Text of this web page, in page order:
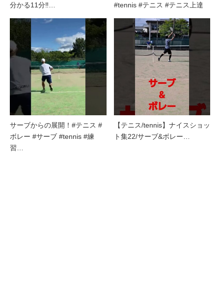
分かる11分‼️…
#tennis #テニス #テニス上達
サーブからの展開！#テニス #
ボレー #サーブ #tennis #練
習…
【テニス/tennis】ナイスショッ
ト集22/サーブ&ボレー…